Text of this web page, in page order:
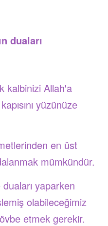
duaları
Allah'a
yüzünüze
en üst
mümkündür.
yaparken
olabileceğimiz
etmek gerekir.